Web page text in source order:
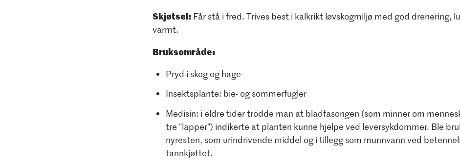
Skjøtsel: Får stå i fred. Trives best i kalkrikt løvskogmiljø med god drenering,
varmt.
Bruksområde:
Pryd i skog og hage
Insektsplante: bie- og sommerfugler
Medisin: i eldre tider trodde man at bladfasongen (som minner om
tre "lapper") indikerte at planten kunne hjelpe ved leversykdommer. Ble
nyresten, som urindrivende middel og i tillegg som munnvann ved
tannkjøttet.